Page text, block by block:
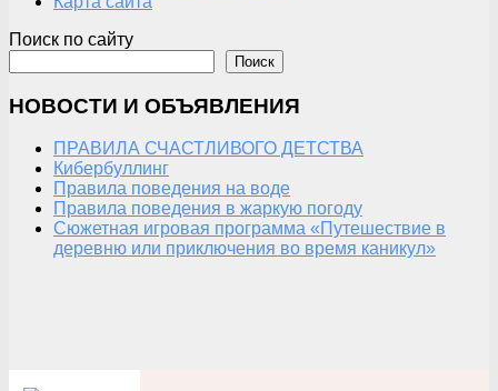
Поиск по сайту
Поиск
НОВОСТИ И ОБЪЯВЛЕНИЯ
ПРАВИЛА СЧАСТЛИВОГО ДЕТСТВА
Кибербуллинг
Правила поведения на воде
Правила поведения в жаркую погоду
Сюжетная игровая программа «Путешествие в
деревню или приключения во время каникул»